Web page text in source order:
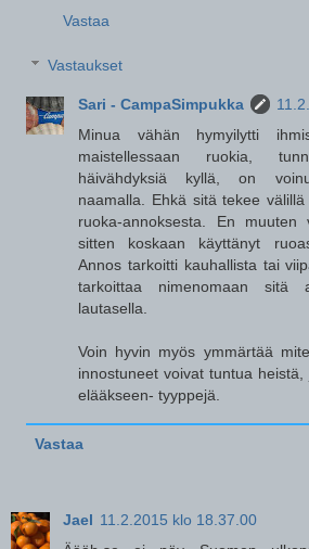
Vastaa
Vastaukset
Sari - CampaSimpukka
Minua vähän hymyilytti
maistellessaan ruokia,
häivähdyksiä kyllä, on
naamalla. Ehkä sitä tekee
ruoka-annoksesta. En muuten
sitten koskaan käyttänyt
Annos tarkoitti kauhallista tai
tarkoittaa nimenomaan sitä
lautasella.
Voin hyvin myös ymmärtää
innostuneet voivat tuntua
elääkseen- tyyppejä.
Vastaa
Jael 11.2.2015 klo 18.37.00